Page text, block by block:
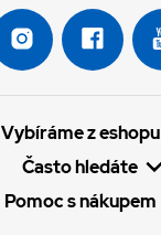
Vybíráme z eshopu
Často hledáte
Pomoc s nákupem